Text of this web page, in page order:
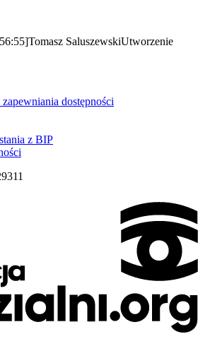
Tomasz SaluszewskiUtworzenie
dostępności
z BIP